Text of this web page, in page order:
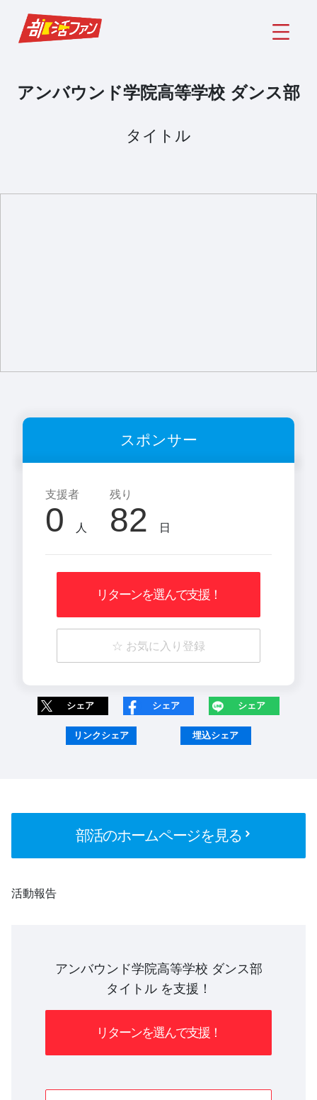
アンバウンド学院高等学校 ダンス部
タイトル
スポンサー
支援者
0 人
残り
82 日
リターンを選んで支援！
☆ お気に入り登録
シェア シェア シェア
リンクシェア 埋込シェア
部活のホームページを見る
活動報告
アンバウンド学院高等学校 ダンス部
タイトル を支援！
リターンを選んで支援！